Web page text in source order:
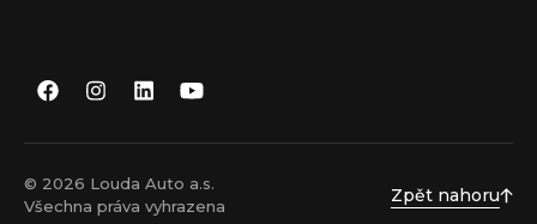
© 2026 Louda Auto a.s.
Všechna práva vyhrazena
Zpět nahoru